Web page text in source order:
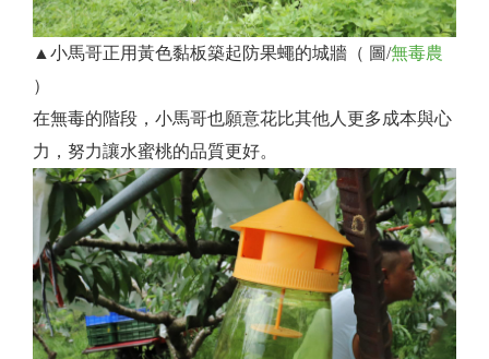
▲小馬哥正用黃色黏板築起防果蠅的城牆（ 圖/無毒農
）
在無毒的階段，小馬哥也願意花比其他人更多成本與心
力，努力讓水蜜桃的品質更好。